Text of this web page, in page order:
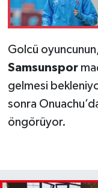
Golcü
Samsunspor
gelmesi
sonra
öngörüyor.